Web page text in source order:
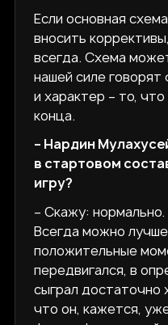
Если основная
вносить
всегда. Схема
нашей силе говорят
и характер – то,
конца.
– Нардин
в стартовом
игру?
– Скажу: нормально.
Всегда можно
положительные
передвигался, в
сыграл
что он, кажется,